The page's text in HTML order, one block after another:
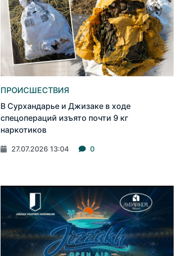
ПРОИСШЕСТВИЯ
В Сурхандарье и Джизаке в ходе
спецопераций изъято почти 9 кг
наркотиков
27.07.2026 13:04 0